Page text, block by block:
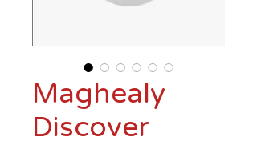
Maghealy
Discover